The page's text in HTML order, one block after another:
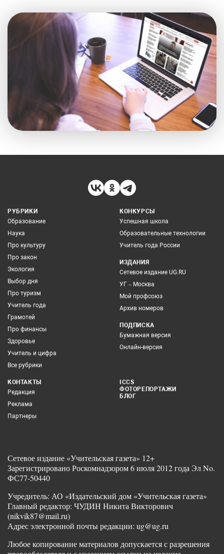
РУБРИКИ
Образование
Наука
Про культуру
Про закон
Экология
Выбор дня
Про туризм
Учитель года
Грамотей
Про финансы
Здоровье
Учитель и цифра
Все рубрики
КОНКУРСЫ
Успешная школа
Образовательные технологии
Учитель года России
ИЗДАНИЯ
Сетевое издание UG.RU
УГ – Москва
Мой профсоюз
Архив номеров
ПОДПИСКА
Бумажная версия
Онлайн-версия
КОНТАКТЫ
Редакция
Реклама
Партнеры
ICCS
ФОТОРЕПОРТАЖИ
БЛОГ
Сетевое издание «Учительская газета» 12+
Зарегистрировано Роскомнадзором 6 июля 2012 года Эл No.
ФС77-50440
Учредитель: АО «Издательский дом «Учительская газета»
Главный редактор: ЧУДИН Никита Викторович
(nikvik87@mail.ru)
Адрес электронной почты редакции: ug@ug.ru
Любое копирование материалов допускается с разрешения